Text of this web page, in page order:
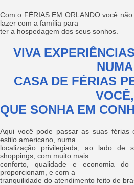
Com o FÉRIAS EM ORLANDO você
lazer com a família para
ter a hospedagem dos seus sonhos.
VIVA
NUMA
CASA DE FÉRIAS
VOCÊ,
QUE SONHA EM
Aqui você pode passar as suas férias
estilo americano, numa
localização privilegiada, ao lado de
shoppings, com muito mais
conforto, qualidade e economia
proporcionam, e com a
tranquilidade do atendimento feito de